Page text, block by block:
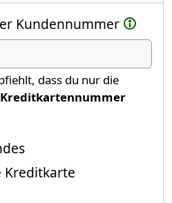
Kundennummer
dass du nur die
Kreditkarte